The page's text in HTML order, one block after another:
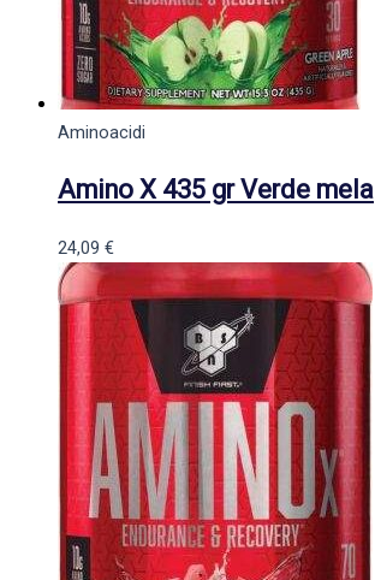
Aminoacidi
Amino X 435 gr Verde mela
24,09 €